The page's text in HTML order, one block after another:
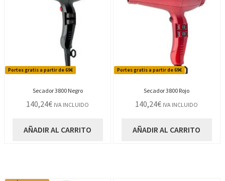
Portes gratis a partir de 69€
Secador 3800 Negro
140,24€ IVA INCLUIDO
AÑADIR AL CARRITO
Portes gratis a partir de 69€
Secador 3800 Rojo
140,24€ IVA INCLUIDO
AÑADIR AL CARRITO